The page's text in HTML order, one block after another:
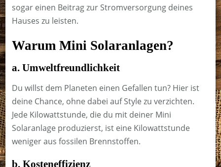
sogar einen Beitrag zur Stromversorgung deines
Hauses zu leisten.
Warum Mini Solaranlagen?
a. Umweltfreundlichkeit
Du willst dem Planeten einen Gefallen tun? Hier ist
deine Chance, ohne dabei auf Style zu verzichten.
Jede Kilowattstunde, die du mit deiner Mini
Solaranlage produzierst, ist eine Kilowattstunde
weniger aus fossilen Brennstoffen.
b. Kosteneffizienz